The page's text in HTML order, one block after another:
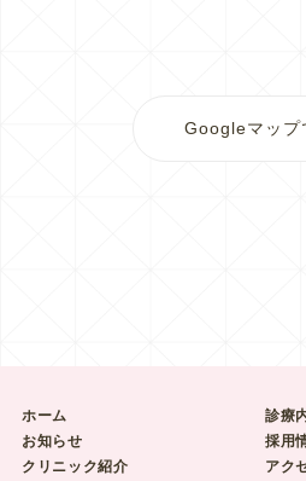
Googleマップ
ホーム
お知らせ
クリニック紹介
診療
採用
アク